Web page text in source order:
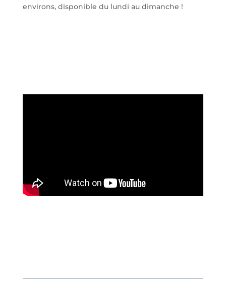
environs, disponible du lundi au dimanche !